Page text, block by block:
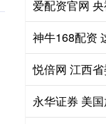
悦倍网 江西
永华证券 美